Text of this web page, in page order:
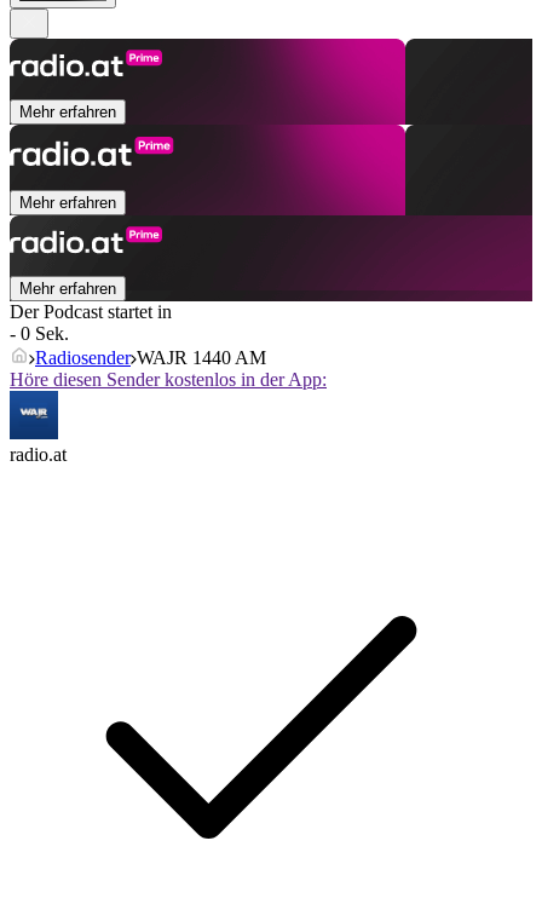
Mehr erfahren
Mehr erfahren
Mehr erfahren
Der Podcast startet in
- 0 Sek.
Radiosender WAJR 1440 AM
Höre diesen Sender kostenlos in der App:
radio.at